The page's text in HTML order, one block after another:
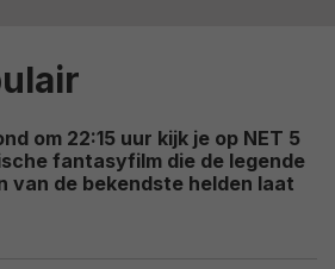
om 22:15 uur kijk je op NET 5
fantasyfilm die de legende
van de bekendste helden laat